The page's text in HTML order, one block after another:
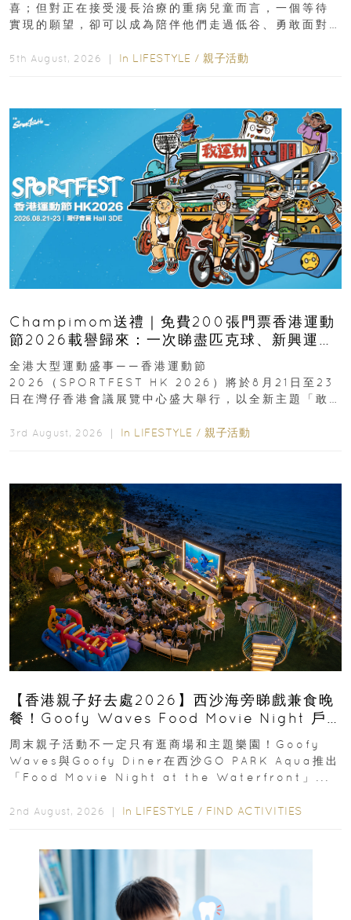
喜；但對正在接受漫長治療的重病兒童而言，一個等待
實現的願望，卻可以成為陪伴他們走過低谷、勇敢面對
5th August, 2026 ｜ In LIFESTYLE / 親子活動
Champimom送禮｜免費200張門票香港運動
節2026載譽歸來：一次睇盡匹克球、新興運
動、街舞比賽＋逾百運動品牌展覽
全港大型運動盛事——香港運動節
2026（SPORTFEST HK 2026）將於8月21日至23
日在灣仔香港會議展覽中心盛大舉行，以全新主題「敢
3rd August, 2026 ｜ In LIFESTYLE / 親子活動
【香港親子好去處2026】西沙海旁睇戲兼食晚
餐！Goofy Waves Food Movie Night 戶
外影院逢週末登場
周末親子活動不一定只有逛商場和主題樂園！Goofy
Waves與Goofy Diner在西沙GO PARK Aqua推出
「Food Movie Night at the Waterfront」...
2nd August, 2026 ｜ In LIFESTYLE / FIND ACTIVITIES